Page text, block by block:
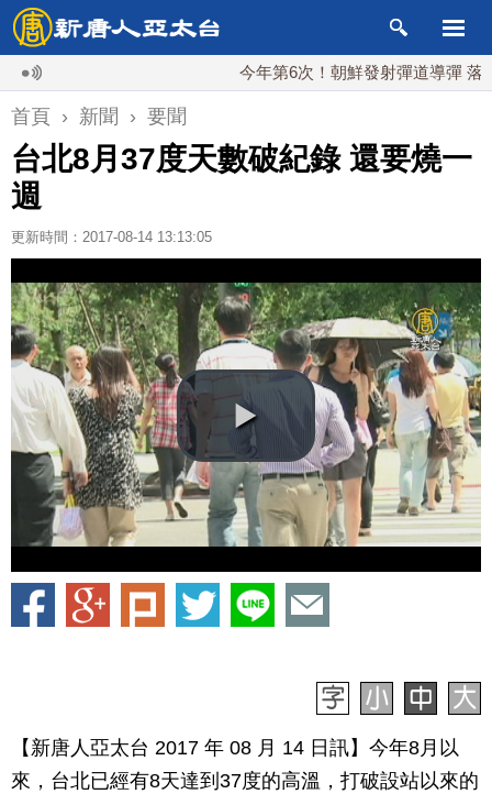
今年第6次！朝鮮發射彈道導彈 落日本
首頁 › 新聞 › 要聞
台北8月37度天數破紀錄 還要燒一
週
更新時間：2017-08-14 13:13:05
【新唐人亞太台 2017 年 08 月 14 日訊】今年8月以
來，台北已經有8天達到37度的高溫，打破設站以來的